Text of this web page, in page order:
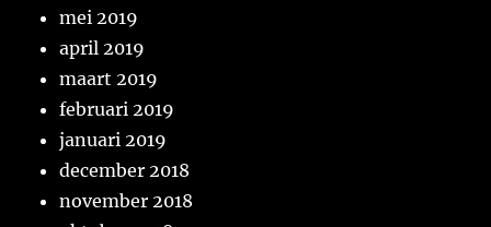
mei 2019
april 2019
maart 2019
februari 2019
januari 2019
december 2018
november 2018